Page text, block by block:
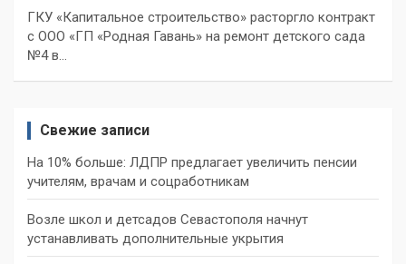
ГКУ «Капитальное строительство» расторгло контракт
с ООО «ГП «Родная Гавань» на ремонт детского сада
№4 в…
Свежие записи
На 10% больше: ЛДПР предлагает увеличить пенсии
учителям, врачам и соцработникам
Возле школ и детсадов Севастополя начнут
устанавливать дополнительные укрытия